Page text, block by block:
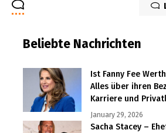
Beliebte Nachrichten
Ist Fanny Fee
Alles über ihren
Karriere und
January 29, 2026
Sacha Stacey –